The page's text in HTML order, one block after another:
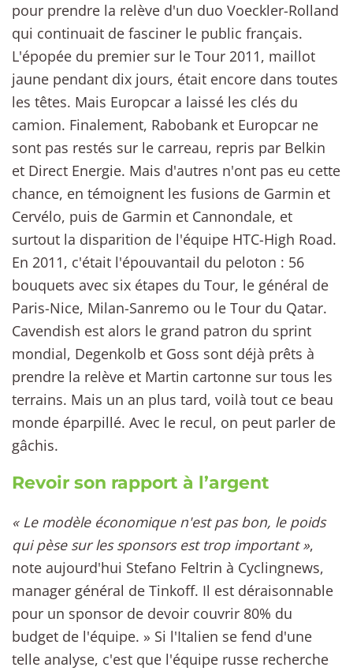
pour prendre la relève d'un duo Voeckler-Rolland
qui continuait de fasciner le public français.
L'épopée du premier sur le Tour 2011, maillot
jaune pendant dix jours, était encore dans toutes
les têtes. Mais Europcar a laissé les clés du
camion. Finalement, Rabobank et Europcar ne
sont pas restés sur le carreau, repris par Belkin
et Direct Energie. Mais d'autres n'ont pas eu cette
chance, en témoignent les fusions de Garmin et
Cervélo, puis de Garmin et Cannondale, et
surtout la disparition de l'équipe HTC-High Road.
En 2011, c'était l'épouvantail du peloton : 56
bouquets avec six étapes du Tour, le général de
Paris-Nice, Milan-Sanremo ou le Tour du Qatar.
Cavendish est alors le grand patron du sprint
mondial, Degenkolb et Goss sont déjà prêts à
prendre la relève et Martin cartonne sur tous les
terrains. Mais un an plus tard, voilà tout ce beau
monde éparpillé. Avec le recul, on peut parler de
gâchis.
Revoir son rapport à l’argent
« Le modèle économique n'est pas bon, le poids
qui pèse sur les sponsors est trop important »,
note aujourd'hui Stefano Feltrin à Cyclingnews,
manager général de Tinkoff. Il est déraisonnable
pour un sponsor de devoir couvrir 80% du
budget de l'équipe. » Si l'Italien se fend d'une
telle analyse, c'est que l'équipe russe recherche